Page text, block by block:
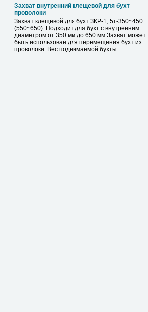
Захват внутренний клещевой для бухт
проволоки
Захват клещевой для бухт ЗКР-1, 5т-350~450
(550~650). Подходит для бухт с внутренним
диаметром от 350 мм до 650 мм Захват может
быть использован для перемещения бухт из
проволоки. Вес поднимаемой бухты...